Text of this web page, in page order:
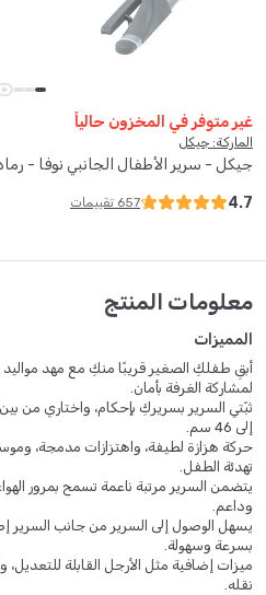
غير متوفر في المخزون حالياً
الماركة: جيكل
جيكل - سرير الأطفال الجانبي نوفا -
4.7
657 تقييمات
معلومات المنتج
المميزات
أبقِ طفلكِ الصغير قريبًا منكِ مع مهد
لمشاركة الغرفة بأمان.
إلى 46 سم.
حركة هزازة لطيفة، واهتزازات مدمجة،
تهدئة الطفل.
وداعم.
يسهل الوصول إلى السرير من جانب السرير
بسرعة وسهولة.
ميزات إضافية مثل الأرجل القابلة
نقله.